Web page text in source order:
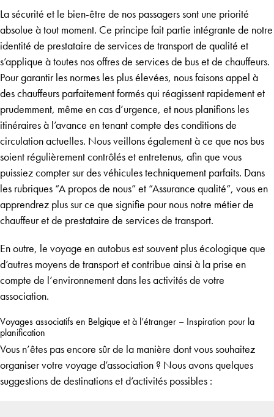
La sécurité et le bien-être de nos passagers sont une priorité
absolue à tout moment. Ce principe fait partie intégrante de notre
identité de prestataire de services de transport de qualité et
s’applique à toutes nos offres de services de bus et de chauffeurs.
Pour garantir les normes les plus élevées, nous faisons appel à
des chauffeurs parfaitement formés qui réagissent rapidement et
prudemment, même en cas d’urgence, et nous planifions les
itinéraires à l’avance en tenant compte des conditions de
circulation actuelles. Nous veillons également à ce que nos bus
soient régulièrement contrôlés et entretenus, afin que vous
puissiez compter sur des véhicules techniquement parfaits. Dans
les rubriques “A propos de nous” et “Assurance qualité“, vous en
apprendrez plus sur ce que signifie pour nous notre métier de
chauffeuret de prestataire de services de transport.
En outre, le voyage en autobus est souvent plus écologique que
d’autres moyens de transport et contribue ainsi à la prise en
compte de l’environnement dans les activités de votre
association.
Voyages associatifs en Belgique et à l’étranger – Inspiration pour la
planification
Vous n’êtes pas encore sûr de la manière dont vous souhaitez
organiser votre voyage d’association ? Nous avons quelques
suggestions de destinations et d’activités possibles :